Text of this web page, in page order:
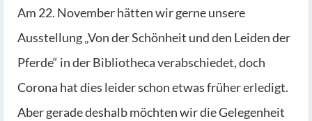
Am 22. November hätten wir gerne unsere
Ausstellung „Von der Schönheit und den Leiden der
Pferde“ in der Bibliotheca verabschiedet, doch
Corona hat dies leider schon etwas früher erledigt.
Aber gerade deshalb möchten wir die Gelegenheit